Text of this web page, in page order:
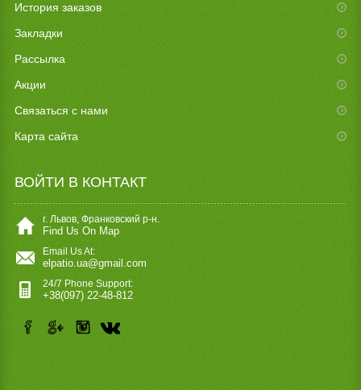
История заказов
Закладки
Рассылка
Акции
Связаться с нами
Карта сайта
ВОЙТИ В КОНТАКТ
г. Львов, Франковский р-н.
Find Us On Map
Email Us At:
elpatio.ua@gmail.com
24/7 Phone Support:
+38(097) 22-48-812